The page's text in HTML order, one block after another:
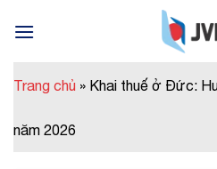
Trang chủ » Khai thuế ở Đức:
năm 2026